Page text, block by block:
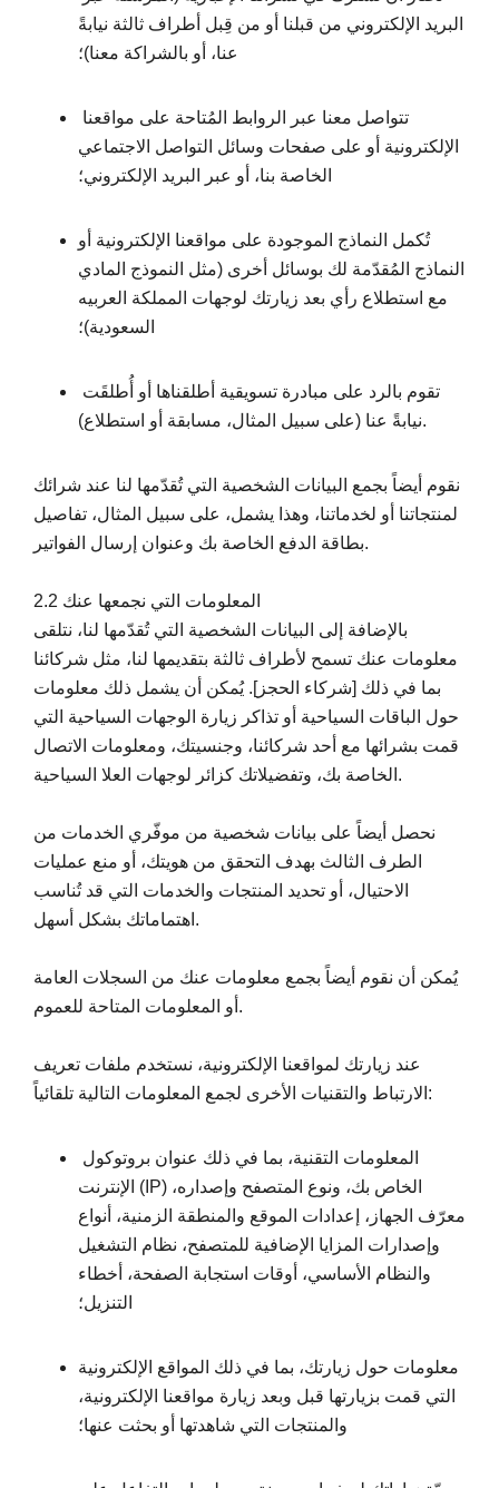
البريد الإلكتروني من قبلنا أو من قِبل أطراف ثالثة نيابةً
عنا، أو بالشراكة معنا)؛
الإلكترونية أو على صفحات وسائل التواصل الاجتماعي
الخاصة بنا، أو عبر البريد الإلكتروني؛
تُكمل النماذج الموجودة على مواقعنا الإلكترونية أو
النماذج المُقدّمة لك بوسائل أخرى (مثل النموذج المادي
مع استطلاع رأي بعد زيارتك لوجهات المملكة العربيه
نيابةً عنا (على سبيل المثال، مسابقة أو استطلاع).
نقوم أيضاً بجمع البيانات الشخصية التي تُقدّمها لنا عند شرائك
لمنتجاتنا أو لخدماتنا، وهذا يشمل، على سبيل المثال، تفاصيل
بطاقة الدفع الخاصة بك وعنوان إرسال الفواتير.
2.2 المعلومات التي نجمعها عنك
بالإضافة إلى البيانات الشخصية التي تُقدّمها لنا، نتلقى
معلومات عنك تسمح لأطراف ثالثة بتقديمها لنا، مثل شركائنا
بما في ذلك [شركاء الحجز]. يُمكن أن يشمل ذلك معلومات
حول الباقات السياحية أو تذاكر زيارة الوجهات السياحية التي
قمت بشرائها مع أحد شركائنا، وجنسيتك، ومعلومات الاتصال
الخاصة بك، وتفضيلاتك كزائر لوجهات العلا السياحية.
نحصل أيضاً على بيانات شخصية من موفّري الخدمات من
الطرف الثالث بهدف التحقق من هويتك، أو منع عمليات
الاحتيال، أو تحديد المنتجات والخدمات التي قد تُناسب
اهتماماتك بشكل أسهل.
يُمكن أن نقوم أيضاً بجمع معلومات عنك من السجلات العامة
أو المعلومات المتاحة للعموم.
عند زيارتك لمواقعنا الإلكترونية، نستخدم ملفات تعريف
الارتباط والتقنيات الأخرى لجمع المعلومات التالية تلقائياً:
الإنترنت (IP) الخاص بك، ونوع المتصفح وإصداره،
معرّف الجهاز، إعدادات الموقع والمنطقة الزمنية، أنواع
وإصدارات المزايا الإضافية للمتصفح، نظام التشغيل
والنظام الأساسي، أوقات استجابة الصفحة، أخطاء
التنزيل؛
معلومات حول زيارتك، بما في ذلك المواقع الإلكترونية
التي قمت بزيارتها قبل وبعد زيارة مواقعنا الإلكترونية،
والمنتجات التي شاهدتها أو بحثت عنها؛